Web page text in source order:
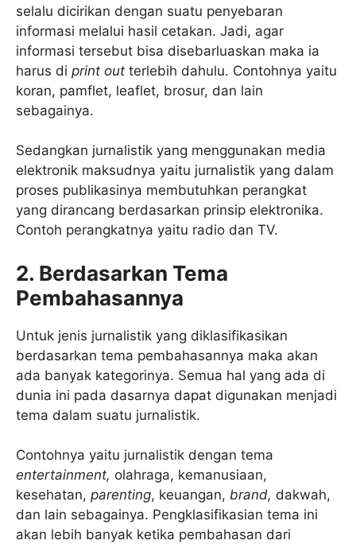
selalu dicirikan dengan suatu penyebaran
informasi melalui hasil cetakan. Jadi, agar
informasi tersebut bisa disebarluaskan maka ia
harus di print out terlebih dahulu. Contohnya yaitu
koran, pamflet, leaflet, brosur, dan lain
sebagainya.
Sedangkan jurnalistik yang menggunakan media
elektronik maksudnya yaitu jurnalistik yang dalam
proses publikasinya membutuhkan perangkat
yang dirancang berdasarkan prinsip elektronika.
Contoh perangkatnya yaitu radio dan TV.
2. Berdasarkan Tema
Pembahasannya
Untuk jenis jurnalistik yang diklasifikasikan
berdasarkan tema pembahasannya maka akan
ada banyak kategorinya. Semua hal yang ada di
dunia ini pada dasarnya dapat digunakan menjadi
tema dalam suatu jurnalistik.
Contohnya yaitu jurnalistik dengan tema
entertainment, olahraga, kemanusiaan,
kesehatan, parenting, keuangan, brand, dakwah,
dan lain sebagainya. Pengklasifikasian tema ini
akan lebih banyak ketika pembahasan dari